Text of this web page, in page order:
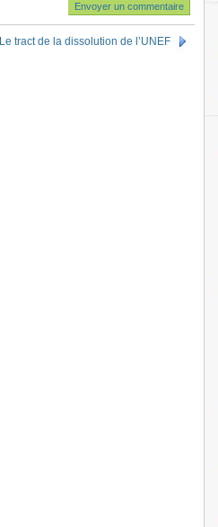
Le tract de la dissolution de l’UNEF